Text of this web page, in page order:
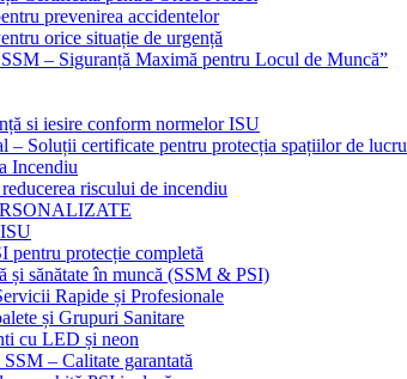
prevenirea accidentelor
orice situație de urgență
– Siguranță Maximă pentru Locul de Muncă”
si iesire conform normelor ISU
– Soluții certificate pentru protecția spațiilor de lucru
Incendiu
riscului de incendiu
pentru protecție completă
și sănătate în muncă (SSM & PSI)
Rapide și Profesionale
și Grupuri Sanitare
cu LED și neon
– Calitate garantată